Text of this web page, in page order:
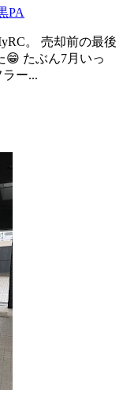
PA
。 売却前の最後
😁 たぶん7月いっ
ー...